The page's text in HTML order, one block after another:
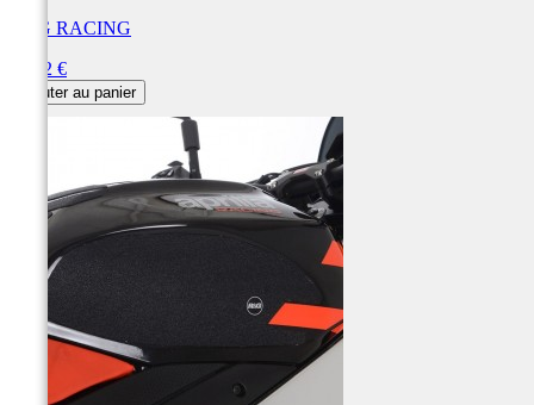
R&G RACING
45,42 €
Ajouter au panier